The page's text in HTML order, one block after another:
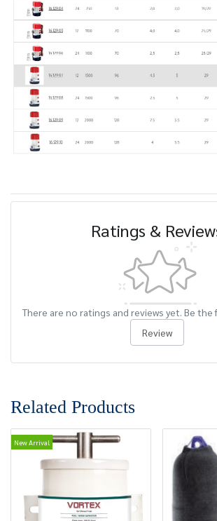
Ratings &
There are no ratings and reviews yet. Be
Review
Related Products
New Arrival